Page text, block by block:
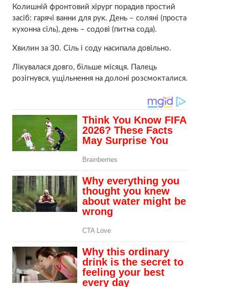
Колишній фронтовий хірург порадив простий
засіб: гарячі ванни для рук. День – соляні (проста
кухонна сіль), день – содові (питна сода).
Хвилин за 30. Сіль і соду насипала довільно.
Лікувалася довго, більше місяця. Палець
розігнувся, ущільнення на долоні розсмокталися.